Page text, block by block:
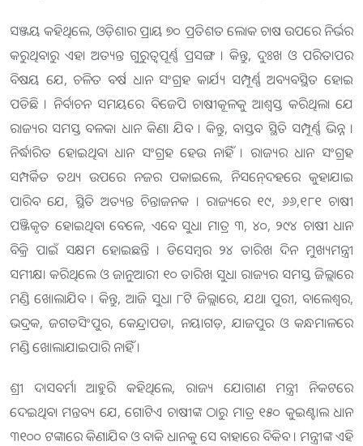
ସଞ୍ଜୟ କହିଥିଲେ, ଓଡ଼ିଶାର ପ୍ରାୟ ୭୦ ପ୍ରତିଶତ ଲୋକ ଚାଷ ଉପରେ ନିର୍ଭର
କରୁଥିବାରୁ ଏହା ଅତ୍ୟନ୍ତ ଗୁରୁତ୍ୱପୂର୍ଣ୍ଣ ପ୍ରସଙ୍ଗ । କିନ୍ତୁ, ଦୁଃଖ ଓ ପରିତାପର
ବିଷୟ ଯେ, ଚଳିତ ବର୍ଷ ଧାନ ସଂଗ୍ରହ କାର୍ଯ୍ୟ ସମ୍ପୂର୍ଣ୍ଣ ଅବ୍ୟବସ୍ଥିତ ହୋଇ
ପଡିଛି । ନିର୍ବାଚନ ସମୟରେ ବିଜେପି ଚାଷୀକୂଳକୁ ଆଶ୍ୱସ୍ତ କରିଥିଲା ଯେ
ରାଜ୍ୟର ସମସ୍ତ ବଳକା ଧାନ କିଣା ଯିବ । କିନ୍ତୁ, ବାସ୍ତବ ସ୍ଥିତି ସମ୍ପୂର୍ଣ୍ଣ ଭିନ୍ନ ।
ନିର୍ଦ୍ଧାରିତ ହୋଇଥିବା ଧାନ ସଂଗ୍ରହ ହେଉ ନାହିଁ । ରାଜ୍ୟର ଧାନ ସଂଗ୍ରହ
ସମ୍ପର୍କିତ ତଥ୍ୟ ଉପରେ ନଜର ପକାଇଲେ, ନିସନେ୍ଦହରେ କୁହାଯାଇ
ପାରିବ ଯେ, ସ୍ଥିତି ଅତ୍ୟନ୍ତ ଚିନ୍ତାଜନକ । ରାଜ୍ୟରେ ୧୯, ୬୬,୧୮୧ ଚାଷୀ
ପଞ୍ଜିକୃତ ହୋଇଥିବା ବେଳେ, ଏବେ ସୁଧା ମାତ୍ର ୩, ୪୦, ୨୯୪ ଚାଷୀ ଧାନ
ବିକ୍ରି ପାଇଁ ସକ୍ଷମ ହୋଇଛନ୍ତି । ଡିସେମ୍ୱର ୨୪ ତାରିଖ ଦିନ ମୁଖ୍ୟମନ୍ତ୍ରୀ
ସମୀକ୍ଷା କରିଥିଲେ ଓ ଜାନୁଆରୀ ୧୦ ତାରିଖ ସୁଧା ରାଜ୍ୟର ସମସ୍ତ ଜିଲ୍ଲାରେ
ମଣ୍ଡି ଖୋଲାଯିବ । କିନ୍ତୁ, ଆଜି ସୁଧା ୮ଟି ଜିଲ୍ଲାରେ, ଯଥା ପୁରୀ, ବାଲେଶ୍ୱର,
ଭଦ୍ରକ, ଜଗତସିଂପୁର, କେନ୍ଦ୍ରାପଡା, ନୟାଗଡ଼, ଯାଜପୁର ଓ କନ୍ଧମାଳରେ
ମଣ୍ଡି ଖୋଲାଯାଇପାରି ନାହିଁ ।
ଶ୍ରୀ ଦାସବର୍ମା ଆହୁରି କହିଥିଲେ, ରାଜ୍ୟ ଯୋଗାଣ ମନ୍ତ୍ରୀ ନିକଟରେ
ଦେଇଥିବା ମନ୍ତବ୍ୟ ଯେ, ଗୋଟିଏ ଚାଷୀଙ୍କ ଠାରୁ ମାତ୍ର ୧୫୦ କୁଇଣ୍ଟାଲ ଧାନ
୩୧୦୦ ଟଙ୍କାରେ କିଣାଯିବ ଓ ବାକି ଧାନକୁ ସେ ବାହାରେ ବିକିବ । ମନ୍ତ୍ରୀଙ୍କ ଏହି